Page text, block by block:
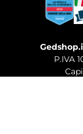
P.IVA